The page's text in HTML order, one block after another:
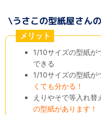
メリット
1/10サイズの型紙が
できる
1/10サイズの型紙が
くても分かる！
えりやそで等入れ替
の型紙があります！